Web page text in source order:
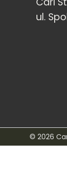
ul.
© 2026